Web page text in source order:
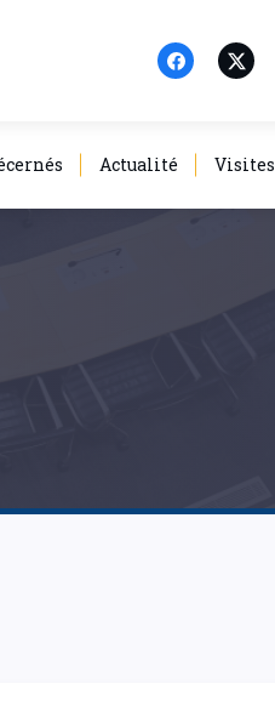
Actualité Visites